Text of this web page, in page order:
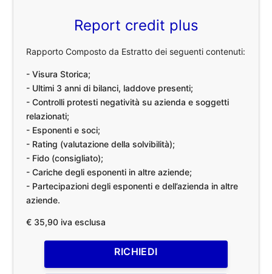
Report credit plus
Rapporto Composto da Estratto dei seguenti contenuti:
- Visura Storica;
- Ultimi 3 anni di bilanci, laddove presenti;
- Controlli protesti negatività su azienda e soggetti
relazionati;
- Esponenti e soci;
- Rating (valutazione della solvibilità);
- Fido (consigliato);
- Cariche degli esponenti in altre aziende;
- Partecipazioni degli esponenti e dell’azienda in altre
aziende.
€ 35,90 iva esclusa
RICHIEDI